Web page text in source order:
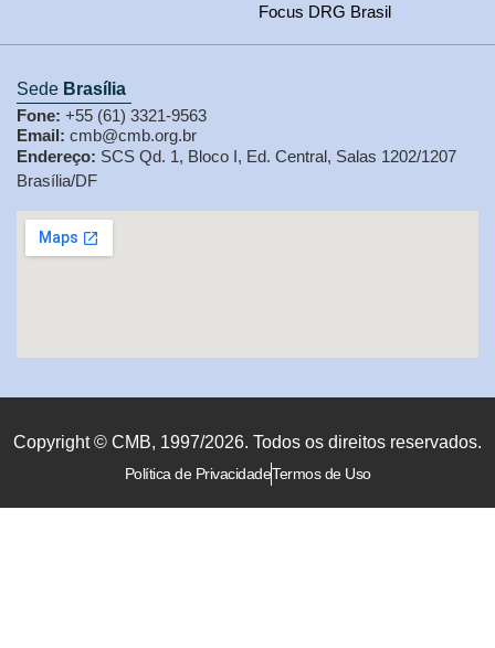
Focus DRG Brasil
Sede Brasília
Fone: +55 (61) 3321-9563
Email: cmb@cmb.org.br
Endereço: SCS Qd. 1, Bloco I, Ed. Central, Salas 1202/1207
Brasília/DF
Copyright © CMB, 1997/2026. Todos os direitos reservados.
Política de PrivacidadeTermos de Uso